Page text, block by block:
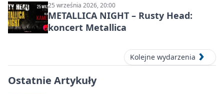
25 września 2026, 20:00
METALLICA NIGHT – Rusty Head:
koncert Metallica
Kolejne wydarzenia
Ostatnie Artykuły